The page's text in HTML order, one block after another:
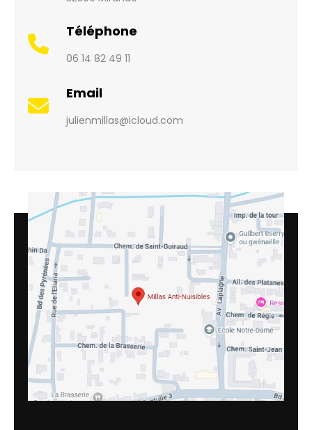
Téléphone
06 14 82 49 11
Email
julienmillas@icloud.com